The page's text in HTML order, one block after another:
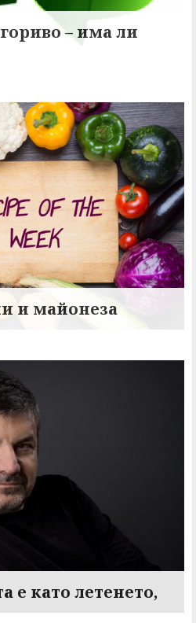
– има ли
и майонеза
е като летенето,